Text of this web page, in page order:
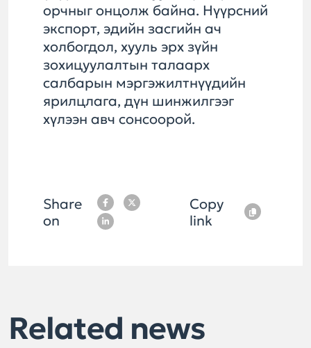
орчныг онцолж байна. Нүүрсний
экспорт, эдийн засгийн ач
холбогдол, хууль эрх зүйн
зохицуулалтын талаарх
салбарын мэргэжилтнүүдийн
ярилцлага, дүн шинжилгээг
хүлээн авч сонсоорой.
Share
on
Copy
link
Related news